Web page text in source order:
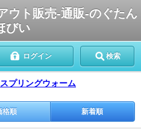
ウト販売-通販-のぐたん
びい
ログイン 検索
スプリングウォーム
格順 新着順